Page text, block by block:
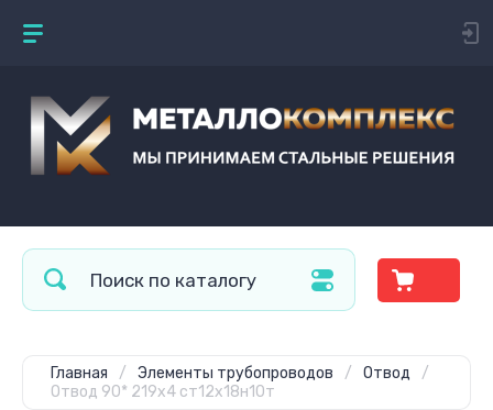
Главная / Элементы трубопроводов / Отвод
/
Отвод 90* 219х4 ст12х18н10т